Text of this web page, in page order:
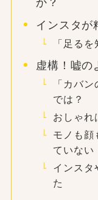
か？
インスタが
「足る
虚構！嘘の
「カバ
では？
おしゃれ
モノも顔
ていない
インスタ
た